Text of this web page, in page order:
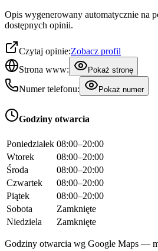
Opis wygenerowany automatycznie na
dostępnych opinii.
Czytaj opinie:Zobacz profil
Strona www:
Pokaż stronę
Numer telefonu: Pokaż numer
Godziny otwarcia
Poniedziałek 08:00–20:00
Wtorek
08:00–20:00
Środa
08:00–20:00
Czwartek
08:00–20:00
Piątek
08:00–20:00
Sobota
Zamknięte
Niedziela
Zamknięte
Godziny otwarcia wg Google Maps —